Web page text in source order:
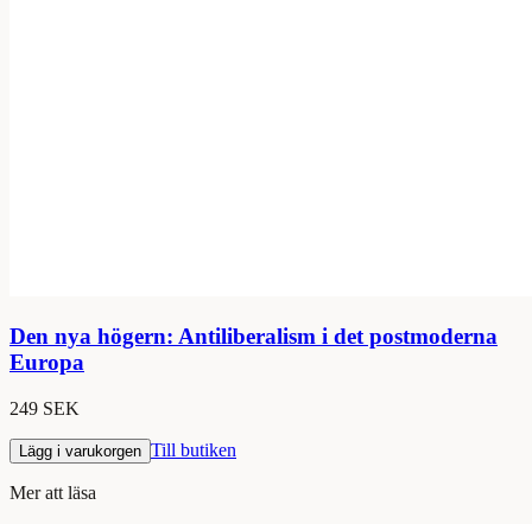
Den nya högern: Antiliberalism i det postmoderna
Europa
249 SEK
Lägg i varukorgen Till butiken
Mer att läsa